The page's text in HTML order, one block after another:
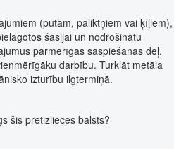
(putām, paliktņiem vai ķīļiem),
šasijai un nodrošinātu
pārmērīgas saspiešanas dēļ.
darbību. Turklāt metāla
izturību ilgtermiņā.
šis pretizlieces balsts?